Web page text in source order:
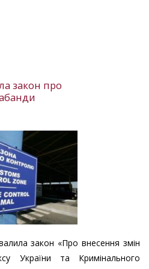
закон про
закон «Про внесення змін
України та Кримінального